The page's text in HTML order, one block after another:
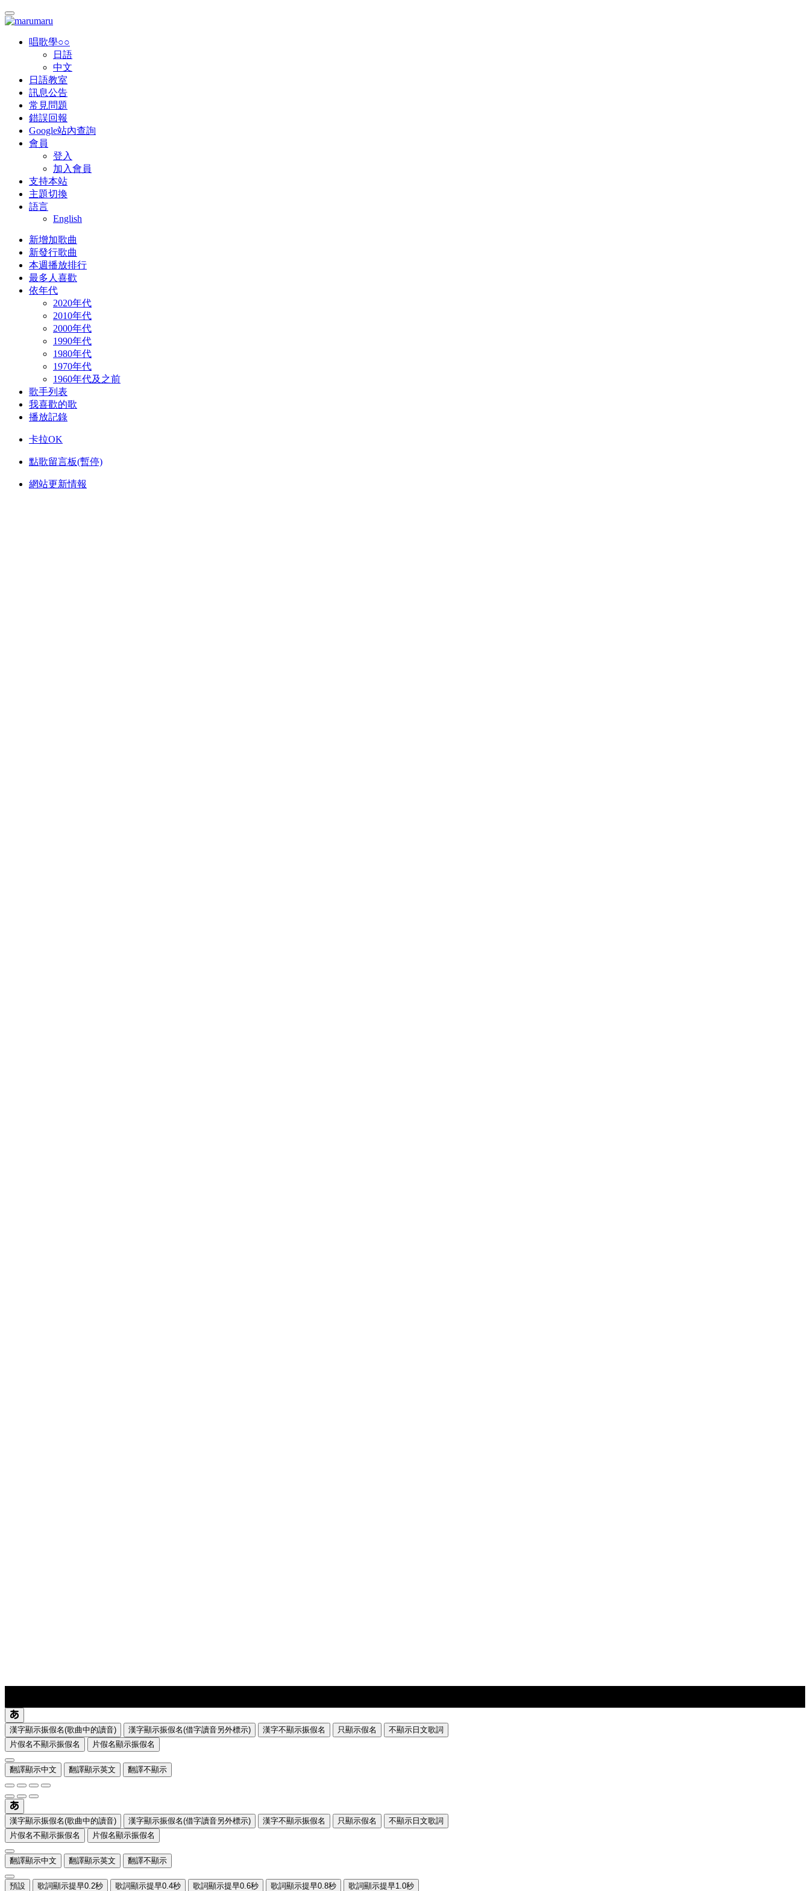
唱歌學○○
日語
中文
日語教室
訊息公告
常見問題
錯誤回報
Google站內查詢
會員
登入
加入會員
支持本站
主題切換
語言
English
新增加歌曲
新發行歌曲
本週播放排行
最多人喜歡
依年代
2020年代
2010年代
2000年代
1990年代
1980年代
1970年代
1960年代及之前
歌手列表
我喜歡的歌
播放記錄
卡拉OK
點歌留言板(暫停)
網站更新情報
漢字顯示振假名(歌曲中的讀音) 漢字顯示振假名(借字讀音另外標示) 漢字不顯示振假名 只顯示假名
不顯示日文歌詞
片假名不顯示振假名
片假名顯示振假名
翻譯顯示中文 翻譯顯示英文 翻譯不顯示
漢字顯示振假名(歌曲中的讀音) 漢字顯示振假名(借字讀音另外標示) 漢字不顯示振假名 只顯示假名
不顯示日文歌詞
片假名不顯示振假名
片假名顯示振假名
翻譯顯示中文 翻譯顯示英文 翻譯不顯示
預設 歌詞顯示提早0.2秒 歌詞顯示提早0.4秒 歌詞顯示提早0.6秒 歌詞顯示提早0.8秒 歌詞顯示提早1.0秒